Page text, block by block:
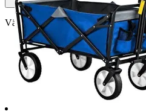
Välj till köparskydd